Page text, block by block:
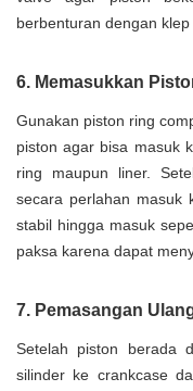
berbenturan dengan klep
6. Memasukkan
Gunakan piston ring
piston agar bisa masuk
ring maupun liner.
secara perlahan masuk
stabil hingga masuk
paksa karena dapat
7. Pemasangan
Setelah piston berada
silinder ke crankcase